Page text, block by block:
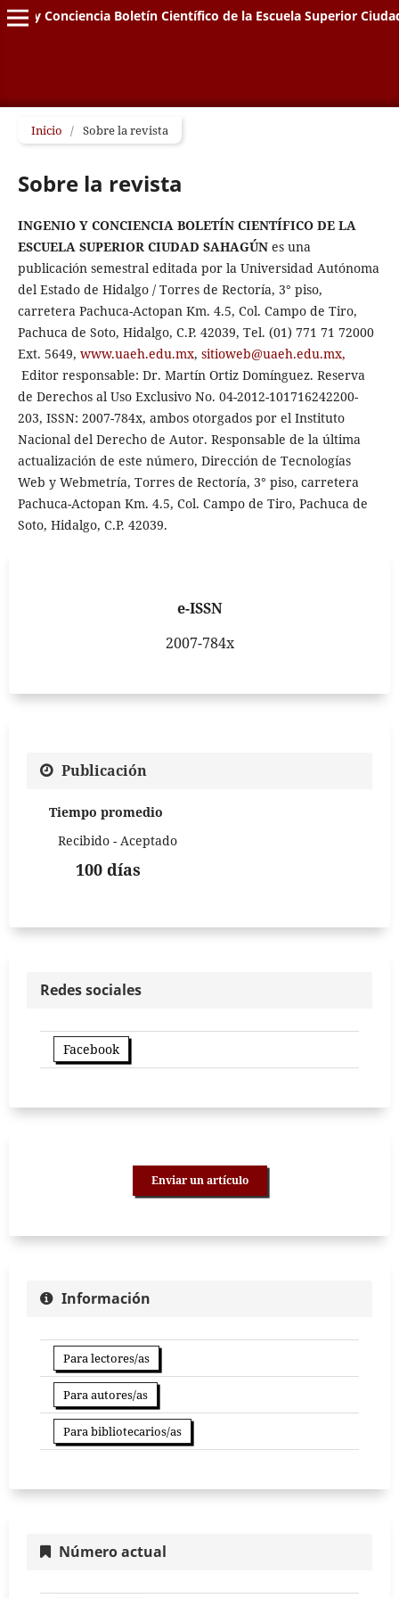
y Conciencia Boletín Científico de la Escuela Superior
Inicio / Sobre la revista
Sobre la revista
INGENIO Y CONCIENCIA BOLETÍN CIENTÍFICO DE LA
ESCUELA SUPERIOR CIUDAD SAHAGÚNes una
publicación semestral editada por la Universidad Autónoma
del Estado de Hidalgo / Torres de Rectoría, 3° piso,
carretera Pachuca-Actopan Km. 4.5, Col. Campo de Tiro,
Pachuca de Soto, Hidalgo, C.P. 42039, Tel. (01) 771 71 72000
Ext. 5649, www.uaeh.edu.mx, sitioweb@uaeh.edu.mx,
Editor responsable: Dr. Martín Ortiz Domínguez. Reserva
de Derechos al Uso Exclusivo No. 04-2012-101716242200-
203, ISSN: 2007-784x, ambos otorgados por el Instituto
Nacional del Derecho de Autor. Responsable de la última
actualización de este número, Dirección de Tecnologías
Web y Webmetría, Torres de Rectoría, 3° piso, carretera
Pachuca-Actopan Km. 4.5, Col. Campo de Tiro, Pachuca de
Soto, Hidalgo, C.P. 42039.
e-ISSN
2007-784x
Publicación
Tiempo promedio
Recibido - Aceptado
100 días
Redes sociales
Facebook
Enviar un artículo
Información
Para lectores/as
Para autores/as
Para bibliotecarios/as
Número actual